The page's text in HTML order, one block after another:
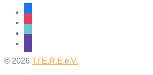
© 2026 T.I.E.R.E.e.V.